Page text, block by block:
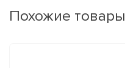
Похожие товары